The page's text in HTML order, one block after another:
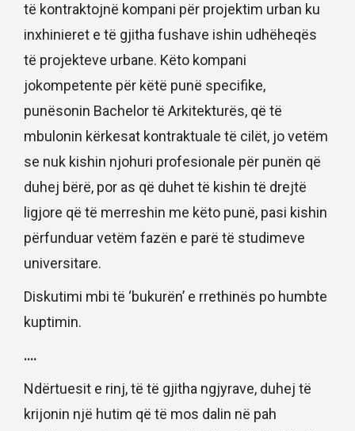
të kontraktojnë kompani për projektim urban ku
inxhinieret e të gjitha fushave ishin udhëheqës
të projekteve urbane. Këto kompani
jokompetente për këtë punë specifike,
punësonin Bachelor të Arkitekturës, që të
mbulonin kërkesat kontraktuale të cilët, jo vetëm
se nuk kishin njohuri profesionale për punën që
duhej bërë, por as që duhet të kishin të drejtë
ligjore që të merreshin me këto punë, pasi kishin
përfunduar vetëm fazën e parë të studimeve
universitare.
Diskutimi mbi të ‘bukurën’ e rrethinës po humbte
kuptimin.
….
Ndërtuesit e rinj, të të gjitha ngjyrave, duhej të
krijonin një hutim që të mos dalin në pah